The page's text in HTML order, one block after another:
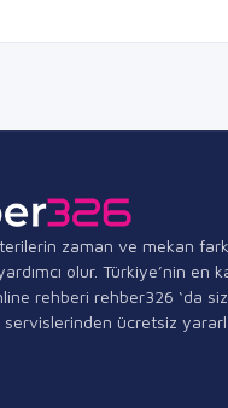
zaman ve mekan
olur. Türkiye’nin en
rehberi rehber326 ‘da
ücretsiz